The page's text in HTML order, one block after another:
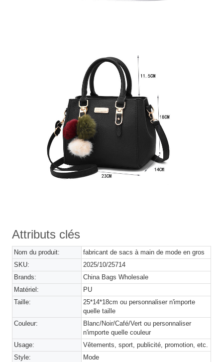
Attributs clés
Nom du produit:
fabricant de sacs à main de mode en gros
SKU:
2025/10/25714
Brands:
China Bags Wholesale
Matériel:
PU
Taille:
25*14*18cm ou personnaliser n'importe
quelle taille
Couleur:
Blanc/Noir/Café/Vert ou personnaliser
n'importe quelle couleur
Usage:
Vêtements, sport, publicité, promotion, etc.
Style:
Mode